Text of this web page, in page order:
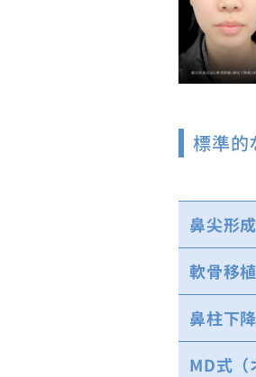
標準的
鼻尖形
軟骨移植
鼻柱下
MD式（